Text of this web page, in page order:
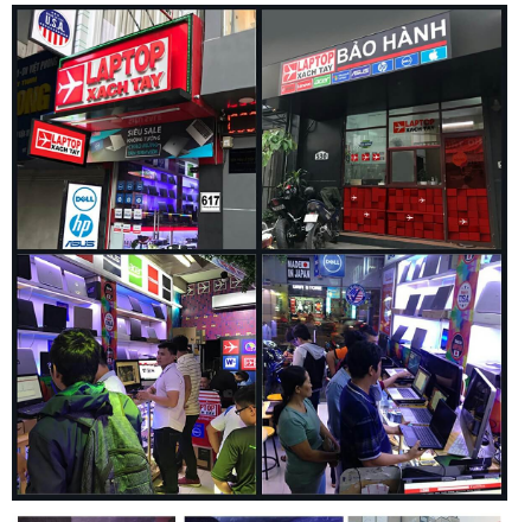
quá trình làm việc lâu dài. Đèn nền bàn phím là một tính
năng hữu ích, giúp người dùng có thể làm việc hiệu quả
ngay cả trong điều kiện ánh sáng yếu.
Touchpad của máy cũng được thiết kế rộng rãi và nhạy bén,
hỗ trợ đa điểm chính xác. Các thao tác như cuộn trang,
phóng to/thu nhỏ hay chuyển đổi ứng dụng đều được thực
hiện mượt mà và chính xác. Bên cạnh đó, Dell Latitude 5340
2 in 1 còn hỗ trợ bút cảm ứng, mang lại trải nghiệm viết vẽ tự
nhiên, phù hợp cho các công việc sáng tạo như thiết kế đồ
họa, ghi chú hay vẽ phác thảo.